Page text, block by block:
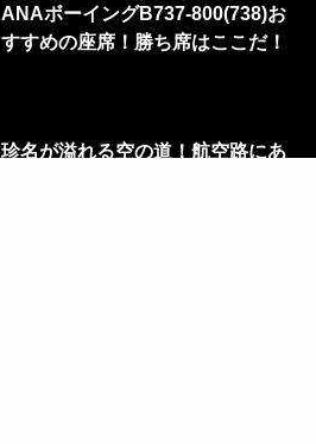
ANAボーイングB737-800(738)お
すすめの座席！勝ち席はここだ！
珍名が溢れる空の道！航空路にあ